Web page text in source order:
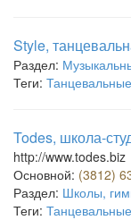
Style,
Раздел:
Теги:
Todes, школа-
http://www.todes.biz
Основной: (3812)
Раздел: Школы,
Теги: